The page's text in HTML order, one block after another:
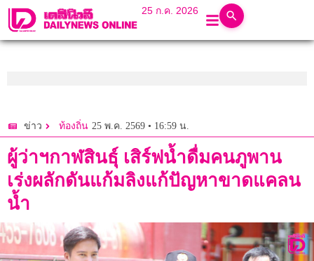
25 ก.ค. 2026
ข่าว ท้องถิ่น 25 พ.ค. 2569 • 16:59 น.
ผู้ว่าฯกาฬสินธุ์ เสิร์ฟน้ำดื่มคนภูพาน
เร่งผลักดันแก้มลิงแก้ปัญหาขาดแคลน
น้ำ